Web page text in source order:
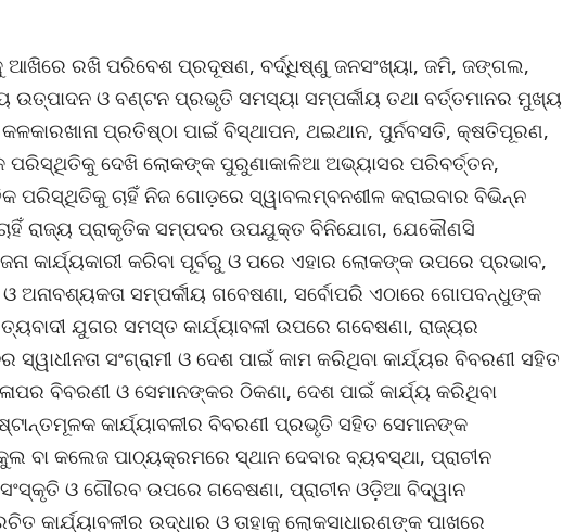
ଆଖିରେ ରଖି ପରିବେଶ ପ୍ରଦୂଷଣ, ବର୍ଦ୍ଧିଷ୍ଣୁ ଜନସଂଖ୍ୟା, ଜମି, ଜଙ୍ଗଲ,
ଉତ୍ପାଦନ ଓ ବଣ୍ଟନ ପ୍ରଭୃତି ସମସ୍ୟା ସମ୍ପର୍କୀୟ ତଥା ବର୍ତ୍ତମାନର ମୁଖ୍ୟ
ପ୍ରତିଷ୍ଠା ପାଇଁ ବିସ୍ଥାପନ, ଥଇଥାନ, ପୁର୍ନବସତି, କ୍ଷତିପୂରଣ,
ପରିସ୍ଥିତିକୁ ଦେଖି ଲୋକଙ୍କ ପୁରୁଣାକାଳିଆ ଅଭ୍ୟାସର ପରିବର୍ତ୍ତନ,
ପରିସ୍ଥିତିକୁ ଚାହିଁ ନିଜ ଗୋଡ଼ରେ ସ୍ୱାବଲମ୍ବନଶୀଳ କରାଇବାର ବିଭିନ୍ନ
ରାଜ୍ୟ ପ୍ରାକୃତିକ ସମ୍ପଦର ଉପଯୁକ୍ତ ବିନିଯୋଗ, ଯେକୌଣସି
କାର୍ଯ୍ୟକାରୀ କରିବା ପୂର୍ବରୁ ଓ ପରେ ଏହାର ଲୋକଙ୍କ ଉପରେ ପ୍ରଭାବ,
ଅନାବଶ୍ୟକତା ସମ୍ପର୍କୀୟ ଗବେଷଣା, ସର୍ବୋପରି ଏଠାରେ ଗୋପବନ୍ଧୁଙ୍କ
ଯୁଗର ସମସ୍ତ କାର୍ଯ୍ୟାବଳୀ ଉପରେ ଗବେଷଣା, ରାଜ୍ୟର
ସଂଗ୍ରାମୀ ଓ ଦେଶ ପାଇଁ କାମ କରିଥିବା କାର୍ଯ୍ୟର ବିବରଣୀ ସହିତ
ବିବରଣୀ ଓ ସେମାନଙ୍କର ଠିକଣା, ଦେଶ ପାଇଁ କାର୍ଯ୍ୟ କରିଥିବା
କାର୍ଯ୍ୟାବଳୀର ବିବରଣୀ ପ୍ରଭୃତି ସହିତ ସେମାନଙ୍କ
ବା କଲେଜ ପାଠ୍ୟକ୍ରମରେ ସ୍ଥାନ ଦେବାର ବ୍ୟବସ୍ଥା, ପ୍ରାଚୀନ
ଓ ଗୌରବ ଉପରେ ଗବେଷଣା, ପ୍ରାଚୀନ ଓଡ଼ିଆ ବିଦ୍ୱାନ
କାର୍ଯ୍ୟାବଳୀର ଉଦ୍ଧାର ଓ ତାହାକୁ ଲୋକସାଧାରଣଙ୍କ ପାଖରେ